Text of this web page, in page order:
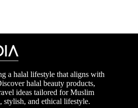
a halal lifestyle that aligns with
halal beauty products,
ideas tailored for Muslim
stylish, and ethical lifestyle.